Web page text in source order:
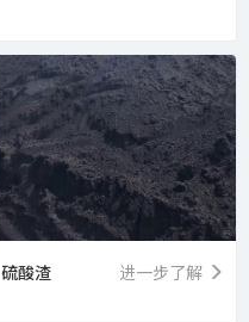
硫酸渣 进一步了解